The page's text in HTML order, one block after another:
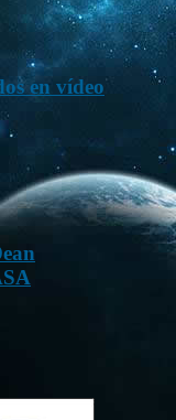
en vídeo